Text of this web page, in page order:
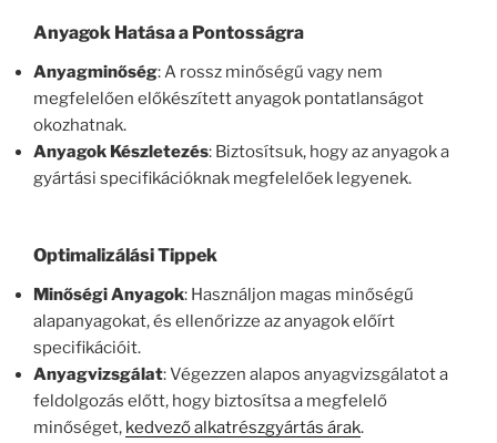
Anyagok Hatása a Pontosságra
Anyagminőség: A rossz minőségű vagy nem
megfelelően előkészített anyagok pontatlanságot
okozhatnak.
Anyagok Készletezés: Biztosítsuk, hogy az anyagok a
gyártási specifikációknak megfelelőek legyenek.
Optimalizálási Tippek
Minőségi Anyagok: Használjon magas minőségű
alapanyagokat, és ellenőrizze az anyagok előírt
specifikációit.
Anyagvizsgálat: Végezzen alapos anyagvizsgálatot a
feldolgozás előtt, hogy biztosítsa a megfelelő
minőséget, kedvező alkatrészgyártás árak.